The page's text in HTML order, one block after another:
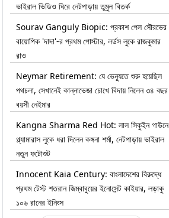
ভাইরাল ভিডিও ঘিরে নেটপাড়ায় তুমুল বিতর্ক
Sourav Ganguly Biopic: প্রকাশ পেল সৌরভের
বায়োপিক 'দাদা'-র প্রথম পোস্টার, লর্ডস লুকে রাজকুমার
রাও
Neymar Retirement: যে ভেন্যুতে শুরু হয়েছিল
পথচলা, সেখানেই কান্নাভেজা চোখে বিদায় নিলেন ৩৪ বছর
বয়সী নেইমার
Kangna Sharma Red Hot: লাল সিকুইন গাউনে
গ্ল্যামারাস লুকে ধরা দিলেন কঙ্গনা শর্মা, নেটপাড়ায় ভাইরাল
নতুন ফটোশুট
Innocent Kaia Century: বাংলাদেশের বিরুদ্ধে
প্রথম টেস্ট শতরান জিম্বাবুয়ের ইনোসেন্ট কাইয়ার, লড়াকু
১০৬ রানের ইনিংস